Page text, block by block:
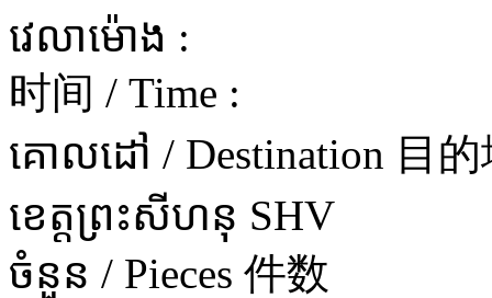
វេលាម៉ោង :
时间 / Time :
គោលដៅ / Destination 目的
ខេត្តព្រះសីហនុ SHV
ចំនួន / Pieces 件数